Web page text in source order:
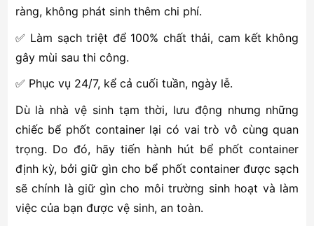
ràng, không phát sinh thêm chi phí.
✅ Làm sạch triệt để 100% chất thải, cam kết không
gây mùi sau thi công.
✅ Phục vụ 24/7, kể cả cuối tuần, ngày lễ.
Dù là nhà vệ sinh tạm thời, lưu động nhưng những
chiếc bể phốt container lại có vai trò vô cùng quan
trọng. Do đó, hãy tiến hành hút bể phốt container
định kỳ, bởi giữ gìn cho bể phốt container được sạch
sẽ chính là giữ gìn cho môi trường sinh hoạt và làm
việc của bạn được vệ sinh, an toàn.